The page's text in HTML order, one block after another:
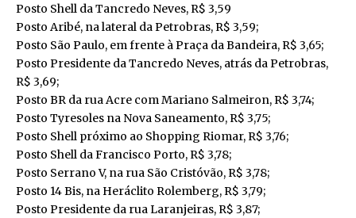
Posto Shell da Tancredo Neves, R$ 3,59
Posto Aribé, na lateral da Petrobras, R$ 3,59;
Posto São Paulo, em frente à Praça da Bandeira, R$ 3,65;
Posto Presidente da Tancredo Neves, atrás da Petrobras,
R$ 3,69;
Posto BR da rua Acre com Mariano Salmeiron, R$ 3,74;
Posto Tyresoles na Nova Saneamento, R$ 3,75;
Posto Shell próximo ao Shopping Riomar, R$ 3,76;
Posto Shell da Francisco Porto, R$ 3,78;
Posto Serrano V, na rua São Cristóvão, R$ 3,78;
Posto 14 Bis, na Heráclito Rolemberg, R$ 3,79;
Posto Presidente da rua Laranjeiras, R$ 3,87;